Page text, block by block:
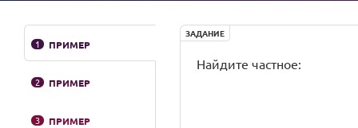
1 ПРИМЕР
2 ПРИМЕР
3 ПРИМЕР
ЗАДАНИЕ
Найдите частное: